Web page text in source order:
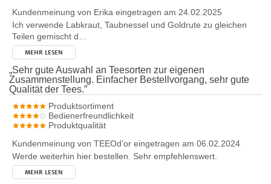
Kundenmeinung von Erika eingetragen am 24.02.2025
Ich verwende Labkraut, Taubnessel und Goldrute zu gleichen
Teilen gemischt d…
MEHR LESEN
„Sehr gute Auswahl an Teesorten zur eigenen
Zusammenstellung. Einfacher Bestellvorgang, sehr gute
Qualität der Tees.”
Produktsortiment
Bedienerfreundlichkeit
Produktqualität
Kundenmeinung von TEEOd’or eingetragen am 06.02.2024
Werde weiterhin hier bestellen. Sehr empfehlenswert.
MEHR LESEN